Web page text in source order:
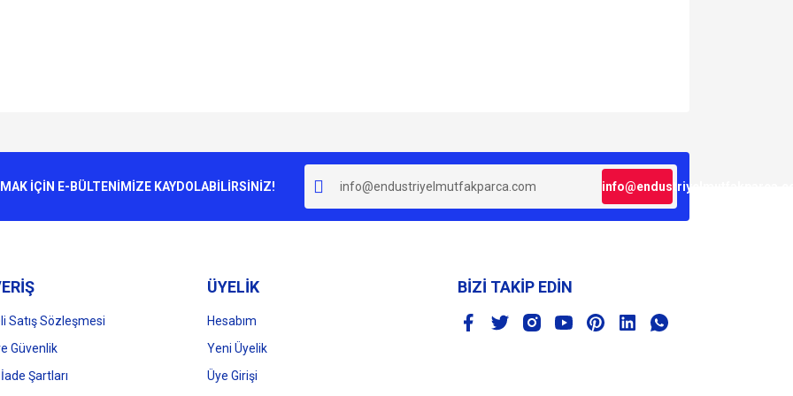
İÇİN E-BÜLTENİMİZE KAYDOLABİLİRSİNİZ!
Satış Sözleşmesi
Güvenlik
Şartları
ÜYELİK
Hesabım
Yeni Üyelik
Üye Girişi
BİZİ TAKİP EDİN